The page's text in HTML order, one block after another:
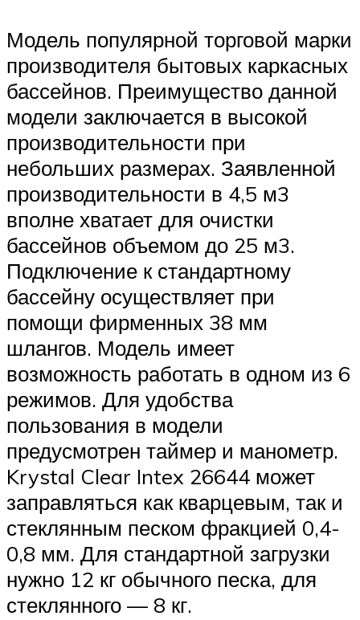
Модель популярной торговой марки
производителя бытовых каркасных
бассейнов. Преимущество данной
модели заключается в высокой
производительности при
небольших размерах. Заявленной
производительности в 4,5 м3
вполне хватает для очистки
бассейнов объемом до 25 м3.
Подключение к стандартному
бассейну осуществляет при
помощи фирменных 38 мм
шлангов. Модель имеет
возможность работать в одном из 6
режимов. Для удобства
пользования в модели
предусмотрен таймер и манометр.
Krystal Clear Intex 26644 может
заправляться как кварцевым, так и
стеклянным песком фракцией 0,4-
0,8 мм. Для стандартной загрузки
нужно 12 кг обычного песка, для
стеклянного — 8 кг.